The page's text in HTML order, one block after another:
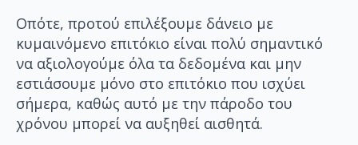
Οπότε, προτού επιλέξουμε δάνειο με
κυμαινόμενο επιτόκιο είναι πολύ σημαντικό
να αξιολογούμε όλα τα δεδομένα και μην
εστιάσουμε μόνο στο επιτόκιο που ισχύει
σήμερα, καθώς αυτό με την πάροδο του
χρόνου μπορεί να αυξηθεί αισθητά.